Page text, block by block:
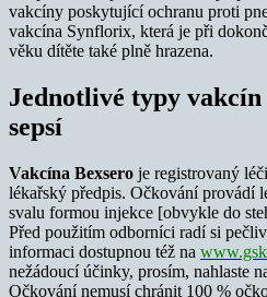
vakcíny poskytující ochranu proti
vakcína Synflorix, která je při
věku dítěte také plně hrazena.
Jednotlivé typy
sepsí
Vakcína Bexsero je registrovaný
lékařský předpis. Očkování provádí
svalu formou injekce [obvykle do
Před použitím odborníci radí si
informaci dostupnou též na
nežádoucí účinky, prosím, nahlaste
Očkování nemusí chránit 100 %